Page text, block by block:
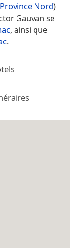
Province Nord)
Gauvan se
, ainsi que
.